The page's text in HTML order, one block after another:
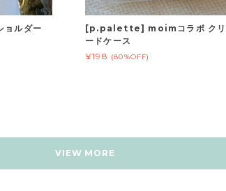
ルダー
[p.palette] moimコラボ クリ
ードケース
¥198 (80%OFF)
VIEW MORE